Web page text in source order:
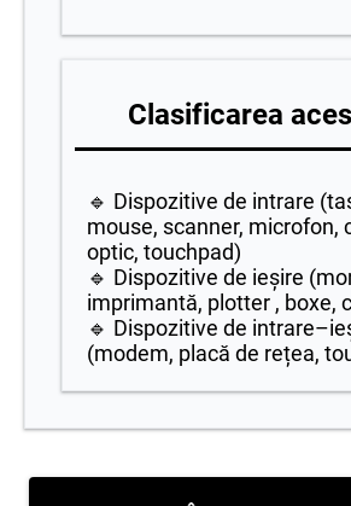
Clasificarea
🔹 Dispozitive de intrare
mouse, scanner, microfon,
optic, touchpad)
🔹 Dispozitive de ieșire
imprimantă, plotter , boxe,
🔹 Dispozitive de
(modem, placă de rețea,